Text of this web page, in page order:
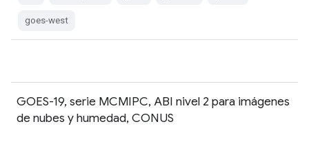
goes-west
GOES-19, serie MCMIPC, ABI nivel 2 para imágenes
de nubes y humedad, CONUS